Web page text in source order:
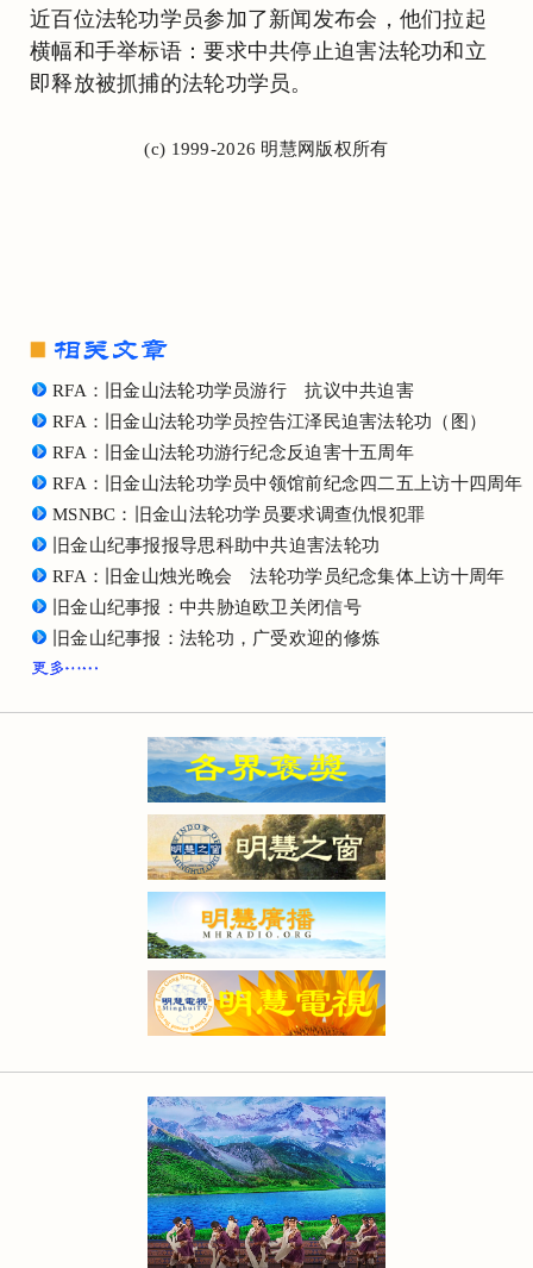
近百位法轮功学员参加了新闻发布会，他们拉起
横幅和手举标语：要求中共停止迫害法轮功和立
即释放被抓捕的法轮功学员。
(c) 1999-2026 明慧网版权所有
RFA：旧金山法轮功学员游行 抗议中共迫害
RFA：旧金山法轮功学员控告江泽民迫害法轮功（图）
RFA：旧金山法轮功游行纪念反迫害十五周年
RFA：旧金山法轮功学员中领馆前纪念四二五上访十四周年
MSNBC：旧金山法轮功学员要求调查仇恨犯罪
旧金山纪事报报导思科助中共迫害法轮功
RFA：旧金山烛光晚会 法轮功学员纪念集体上访十周年
旧金山纪事报：中共胁迫欧卫关闭信号
旧金山纪事报：法轮功，广受欢迎的修炼